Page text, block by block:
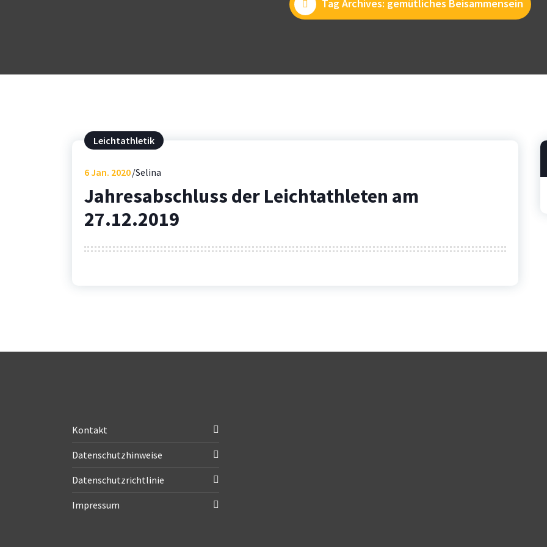
Tag Archives: gemütliches Beisammensein
Leichtathletik
6Jan. 2020 Selina
Jahresabschluss der Leichtathleten am
27.12.2019
Kontakt
Datenschutzhinweise
Datenschutzrichtlinie
Impressum